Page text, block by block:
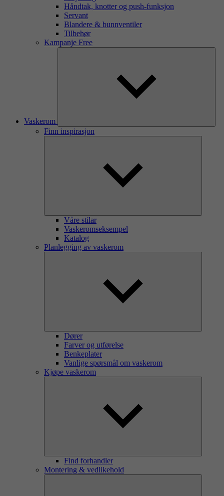
Håndtak, knotter og push-funksjon
Servant
Blandere & bunnventiler
Tilbehør
Kampanje Free
Vaskerom
Finn inspirasjon
Våre stilar
Vaskeromseksempel
Katalog
Planlegging av vaskerom
Dører
Farver og utførelse
Benkeplater
Vanlige spørsmål om vaskerom
Kjøpe vaskerom
Find forhandler
Montering & vedlikehold